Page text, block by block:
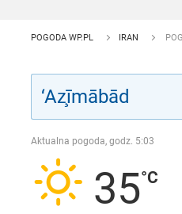
POGODA WP.PL IRAN
Aktualna pogoda, godz. 5:03
35